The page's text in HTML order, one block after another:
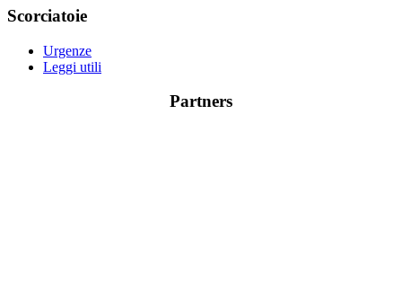
Scorciatoie
Urgenze
Leggi utili
Partners